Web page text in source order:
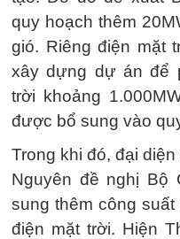
quy hoạch thêm
gió. Riêng điện mặt
xây dựng dự án để
trời khoảng
được bổ sung vào
Trong khi đó, đại
Nguyên đề nghị Bộ
sung thêm công
điện mặt trời. Hiện